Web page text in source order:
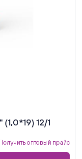
12/1
Получить оптовый прайс